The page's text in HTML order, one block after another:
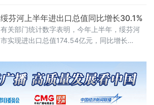
务部门围绕社保费政策最新规定、申报缴费全
流程操作
绥芬河上半年进出口总值同比增长30.1%
有关部门统计数字表明，今年上半年，绥芬河
市实现进出口总值174.54亿元，同比增长
口值增幅达52.5%，稳规模优结构成效明显。